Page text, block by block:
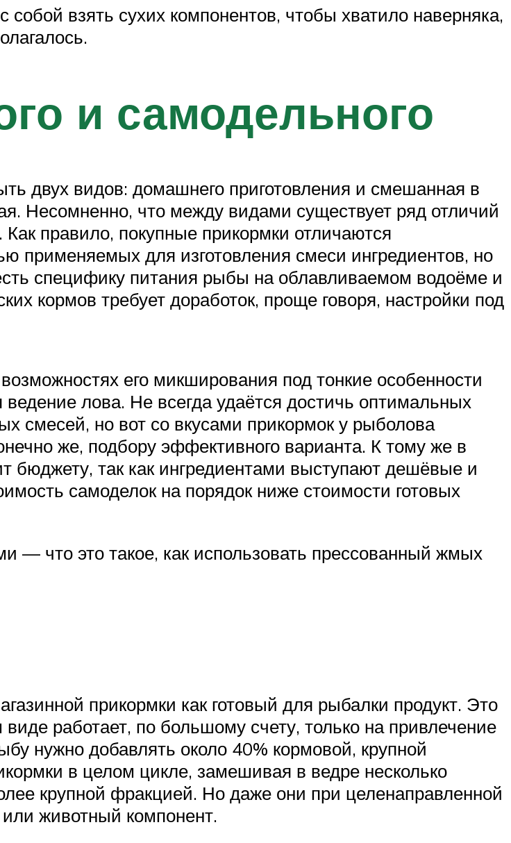
взять сухих компонентов, чтобы хватило наверняка,
и самодельного
двух видов: домашнего приготовления и смешанная в
Несомненно, что между видами существует ряд отличий
правило, покупные прикормки отличаются
применяемых для изготовления смеси ингредиентов, но
специфику питания рыбы на облавливаемом водоёме и
кормов требует доработок, проще говоря, настройки под
его микширования под тонкие особенности
лова. Не всегда удаётся достичь оптимальных
смесей, но вот со вкусами прикормок у рыболова
же, подбору эффективного варианта. К тому же в
бюджету, так как ингредиентами выступают дешёвые и
самоделок на порядок ниже стоимости готовых
— что это такое, как использовать прессованный жмых
прикормки как готовый для рыбалки продукт. Это
работает, по большому счету, только на привлечение
нужно добавлять около 40% кормовой, крупной
в целом цикле, замешивая в ведре несколько
крупной фракцией. Но даже они при целенаправленной
животный компонент.